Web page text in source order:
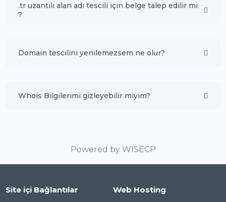
.tr uzantılı alan adı tescili için belge talep edilir mi
?
Domain tescilini yenilemezsem ne olur?
Whois Bilgilerimi gizleyebilir miyim?
Powered by WISECP
Site içi Bağlantılar Web Hosting